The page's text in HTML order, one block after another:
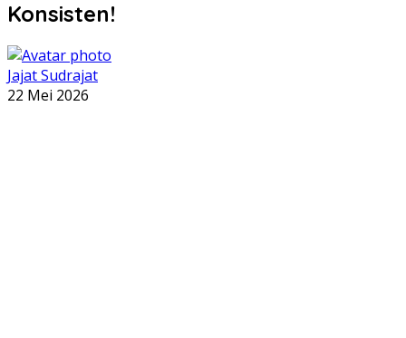
Konsisten!
Jajat Sudrajat
22 Mei 2026